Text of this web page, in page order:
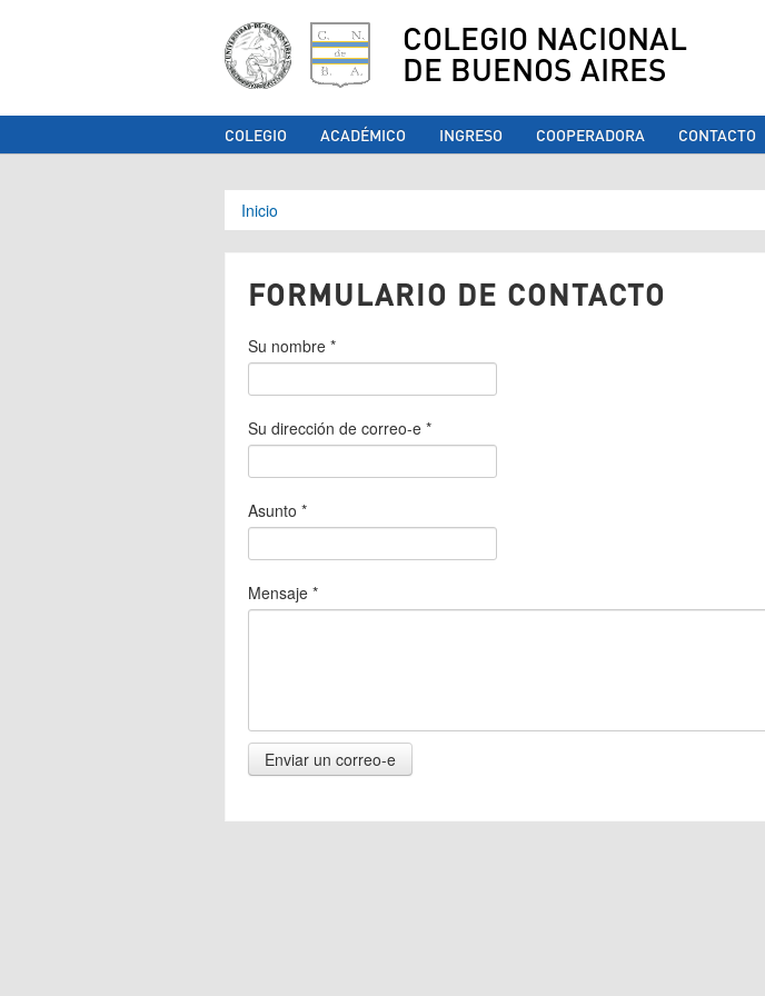
COLEGIO NACIONAL
DE BUENOS AIRES
COLEGIO ACADÉMICO INGRESO COOPERADORA CONTACTO
Se encuentra usted aquí
Inicio
FORMULARIO DE CONTACTO
Su nombre *
Su dirección de correo-e *
Asunto *
Mensaje *